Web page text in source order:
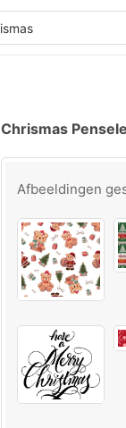
Chrismas
Afbeeldingen